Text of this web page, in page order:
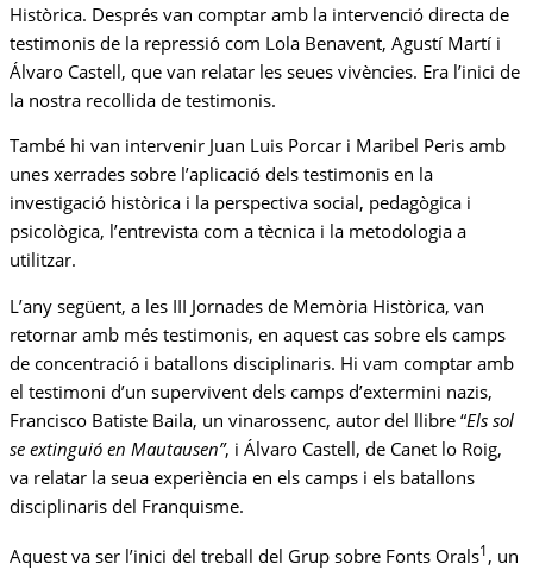
Històrica. Després van comptar amb la intervenció directa de
testimonis de la repressió com Lola Benavent, Agustí Martí i
Álvaro Castell, que van relatar les seues vivències. Era l’inici de
la nostra recollida de testimonis.
També hi van intervenir Juan Luis Porcar i Maribel Peris amb
unes xerrades sobre l’aplicació dels testimonis en la
investigació històrica i la perspectiva social, pedagògica i
psicològica, l’entrevista com a tècnica i la metodologia a
utilitzar.
L’any següent, a les III Jornades de Memòria Històrica, van
retornar amb més testimonis, en aquest cas sobre els camps
de concentració i batallons disciplinaris. Hi vam comptar amb
el testimoni d’un supervivent dels camps d’extermini nazis,
Francisco Batiste Baila, un vinarossenc, autor del llibre “Els sol
se extinguió en Mautausen”, i Álvaro Castell, de Canet lo Roig,
va relatar la seua experiència en els camps i els batallons
disciplinaris del Franquisme.
Aquest va ser l’inici del treball del Grup sobre Fonts Orals1, un